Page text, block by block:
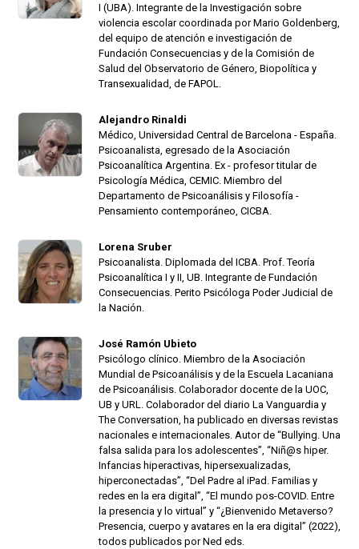
I (UBA). Integrante de la Investigación sobre
violencia escolar coordinada por Mario Goldenberg,
del equipo de atención e investigación de
Fundación Consecuencias y de la Comisión de
Salud del Observatorio de Género, Biopolítica y
Transexualidad, de FAPOL.
Alejandro Rinaldi
Médico, Universidad Central de Barcelona - España.
Psicoanalista, egresado de la Asociación
Psicoanalítica Argentina. Ex - profesor titular de
Psicología Médica, CEMIC. Miembro del
Departamento de Psicoanálisis y Filosofía -
Pensamiento contemporáneo, CICBA.
Lorena Sruber
Psicoanalista. Diplomada del ICBA. Prof. Teoría
Psicoanalítica I y II, UB. Integrante de Fundación
Consecuencias. Perito Psicóloga Poder Judicial de
la Nación.
José Ramón Ubieto
Psicólogo clínico. Miembro de la Asociación
Mundial de Psicoanálisis y de la Escuela Lacaniana
de Psicoanálisis. Colaborador docente de la UOC,
UB y URL. Colaborador del diario La Vanguardia y
The Conversation, ha publicado en diversas revistas
nacionales e internacionales. Autor de “Bullying. Una
falsa salida para los adolescentes”, “Niñ@s hiper.
Infancias hiperactivas, hipersexualizadas,
hiperconectadas”, “Del Padre al iPad. Familias y
redes en la era digital”, “El mundo pos-COVID. Entre
la presencia y lo virtual” y “¿Bienvenido Metaverso?
Presencia, cuerpo y avatares en la era digital” (2022),
todos publicados por Ned eds.